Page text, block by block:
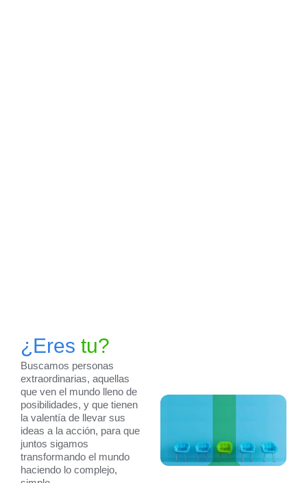
¿Eres tu?
Buscamos personas
extraordinarias, aquellas
que ven el mundo lleno de
posibilidades, y que tienen
la valentía de llevar sus
ideas a la acción, para que
juntos sigamos
transformando el mundo
haciendo lo complejo,